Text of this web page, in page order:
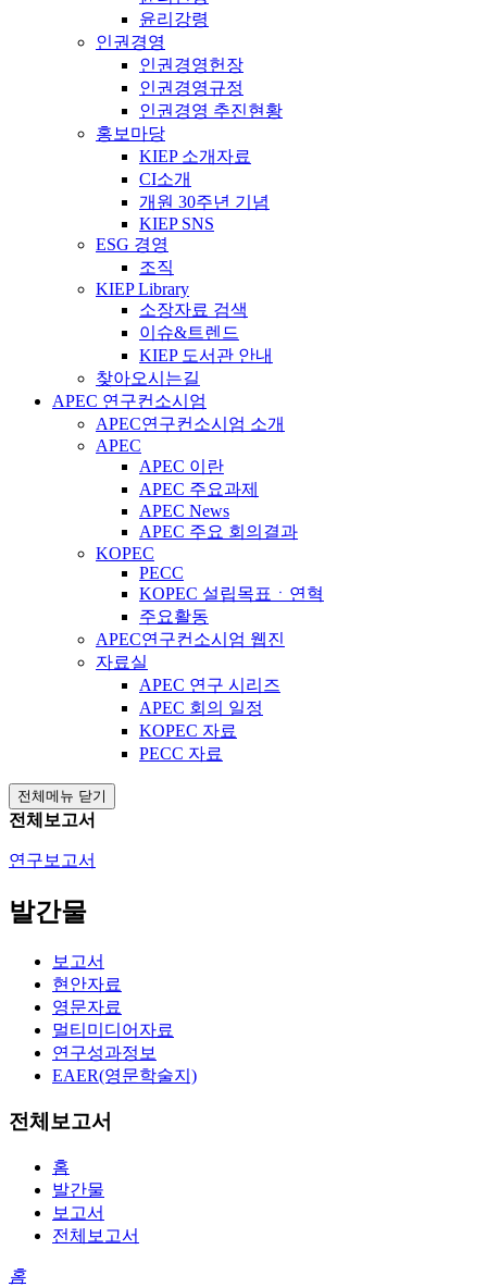
윤리강령
인권경영
인권경영헌장
인권경영규정
인권경영 추진현황
홍보마당
KIEP 소개자료
CI소개
개원 30주년 기념
KIEP SNS
ESG 경영
조직
KIEP Library
소장자료 검색
이슈&트렌드
KIEP 도서관 안내
찾아오시는길
APEC 연구컨소시엄
APEC연구컨소시엄 소개
APEC
APEC 이란
APEC 주요과제
APEC News
APEC 주요 회의결과
KOPEC
PECC
KOPEC 설립목표ㆍ연혁
주요활동
APEC연구컨소시엄 웹진
자료실
APEC 연구 시리즈
APEC 회의 일정
KOPEC 자료
PECC 자료
전체메뉴 닫기
전체보고서
연구보고서
발간물
보고서
현안자료
영문자료
멀티미디어자료
연구성과정보
EAER(영문학술지)
전체보고서
홈
발간물
보고서
전체보고서
홈